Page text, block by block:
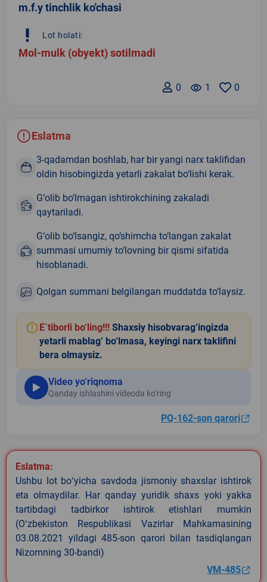
m.f.y tinchlik ko'chasi
priority_high Lot holati:
Mol-mulk (obyekt) sotilmadi
0
remove_red_eye 1
0
Eslatma
3-qadamdan boshlab, har bir yangi narx taklifidan
oldin hisobingizda yetarli zakalat bo‘lishi kerak.
G‘olib bo‘lmagan ishtirokchining zakaladi
qaytariladi.
G‘olib bo‘lsangiz, qo‘shimcha to‘langan zakalat
summasi umumiy to‘lovning bir qismi sifatida
hisoblanadi.
Qolgan summani belgilangan muddatda to‘laysiz.
E`tiborli bo‘ling!!! Shaxsiy hisobvarag‘ingizda
yetarli mablag‘ bo‘lmasa, keyingi narx taklifini
bera olmaysiz.
Video yo‘riqnoma
Qanday ishlashini videoda ko‘ring
PQ-162-son qarori
Eslatma:
Ushbu lot boʻyicha savdoda jismoniy shaxslar ishtirok
eta olmaydilar. Har qanday yuridik shaxs yoki yakka
tartibdagi tadbirkor ishtirok etishlari mumkin
(Oʻzbekiston Respublikasi Vazirlar Mahkamasining
03.08.2021 yildagi 485-son qarori bilan tasdiqlangan
Nizomning 30-bandi)
VM-485